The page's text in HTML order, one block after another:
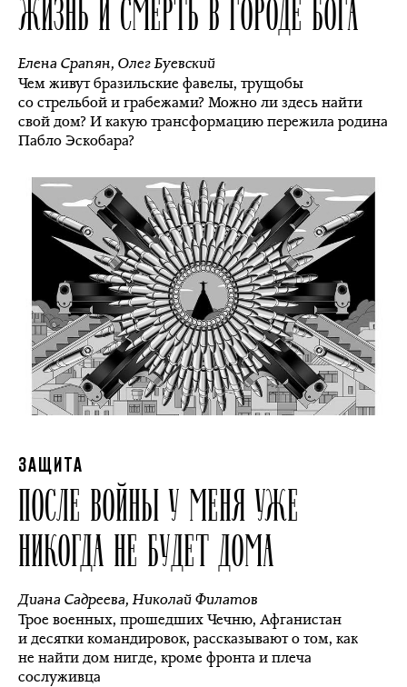
ЖИЗНЬ И СМЕРТЬ В ГОРОДЕ БОГА
Елена Срапян, Олег Буевский
Чем живут бразильские фавелы, трущобы
со стрельбой и грабежами? Можно ли здесь найти
свой дом? И какую трансформацию пережила родина
Пабло Эскобара?
ЗАЩИТА
ПОСЛЕ ВОЙНЫ У МЕНЯ УЖЕ
НИКОГДА НЕ БУДЕТ ДОМА
Диана Садреева,Николай Филатов
Трое военных, прошедших Чечню, Афганистан
и десятки командировок, рассказывают о том, как
не найти дом нигде, кроме фронта и плеча
сослуживца